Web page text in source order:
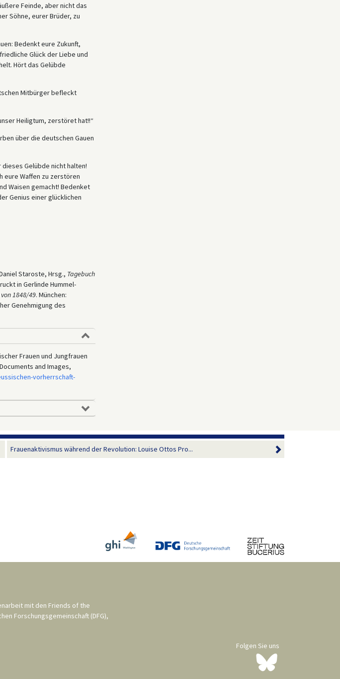
Feinde, aber nicht das
Söhne, eurer Brüder, zu
Bedenkt eure Zukunft,
Glück der Liebe und
Hört das Gelübde
Mitbürger befleckt
Heiligtum, zerstöret hat!!“
über die deutschen Gauen
Gelübde nicht halten!
eure Waffen zu zerstören
Waisen gemacht! Bedenket
Genius einer glücklichen
Staroste, Hrsg., Tagebuch
in Gerlinde Hummel-
1848/49. München:
Genehmigung des
Frauen und Jungfrauen
and Images,
vorherrschaft-
Frauenaktivismus während der Revolution: Louise Ottos Pro...
mit den Friends of the
Forschungsgemeinschaft (DFG),
Folgen Sie uns